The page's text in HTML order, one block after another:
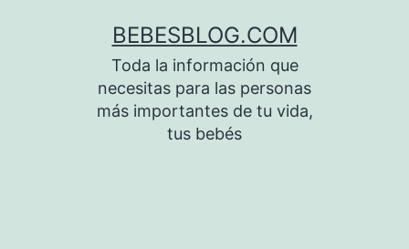
BEBESBLOG.COM
Toda la información que
necesitas para las personas
más importantes de tu vida,
tus bebés